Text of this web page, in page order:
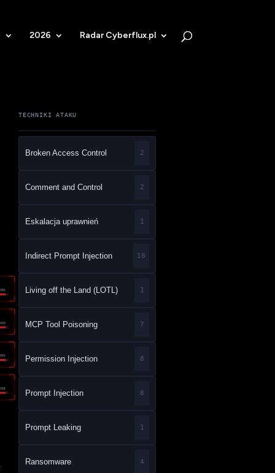
2026 Radar Cyberflux.pl
TECHNIKI ATAKU
Broken Access Control 2
Comment and Control 2
Eskalacja uprawnień 1
Indirect Prompt Injection 18
Living off the Land (LOTL) 1
MCP Tool Poisoning 7
Permission Injection 8
Prompt Injection 8
Prompt Leaking 1
Ransomware 4